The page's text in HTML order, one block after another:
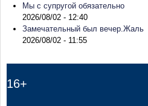
Мы с супругой обязательно
2026/08/02 - 12:40
Замечательный был вечер.Жаль
2026/08/02 - 11:55
16+